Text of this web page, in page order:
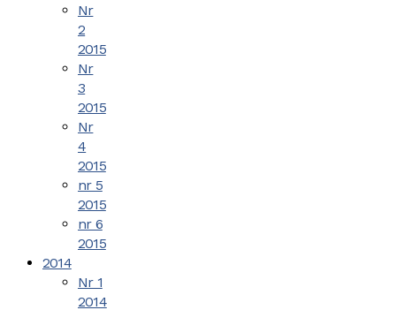
Nr
2
2015
Nr
3
2015
Nr
4
2015
nr 5
2015
nr 6
2015
2014
Nr 1
2014